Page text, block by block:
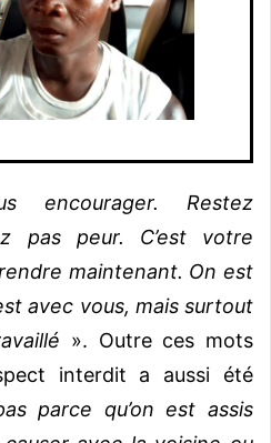
encourager. Restez
pas peur. C’est votre
maintenant. On est
avec vous, mais surtout
». Outre ces mots
interdit a aussi été
parce qu’on est assis